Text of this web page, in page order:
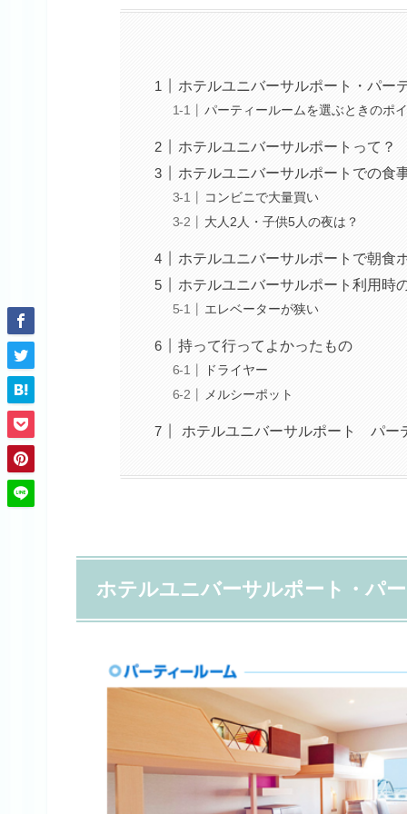
ホテルユニバーサルポート・パー
パーティールームを選ぶときのポ
ホテルユニバーサルポートって？
ホテルユニバーサルポートでの食
コンビニで大量買い
大人2人・子供5人の夜は？
ホテルユニバーサルポートで朝食
ホテルユニバーサルポート利用時
エレベーターが狭い
持って行ってよかったもの
ドライヤー
メルシーポット
ホテルユニバーサルポート パー
ホテルユニバーサルポート・パ